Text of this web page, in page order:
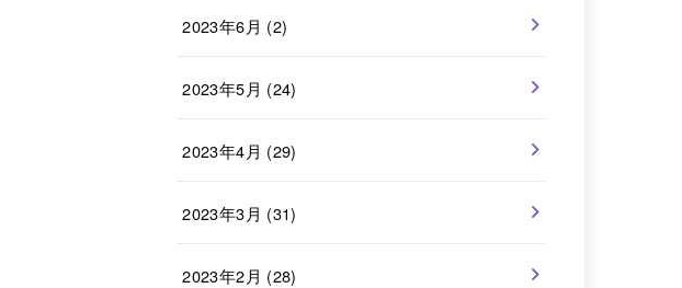
2023年6月 (2)
2023年5月 (24)
2023年4月 (29)
2023年3月 (31)
2023年2月 (28)